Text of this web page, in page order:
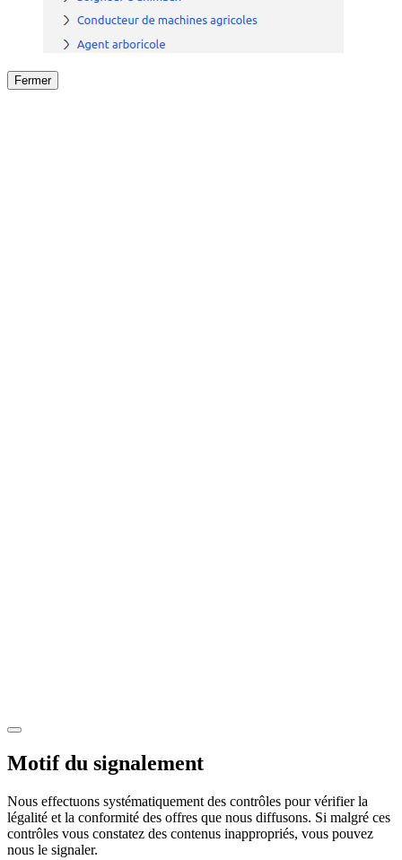
Fermer
Motif du signalement
Nous effectuons systématiquement des contrôles pour vérifier la
légalité et la conformité des offres que nous diffusons. Si malgré ces
contrôles vous constatez des contenus inappropriés, vous pouvez
nous le signaler.